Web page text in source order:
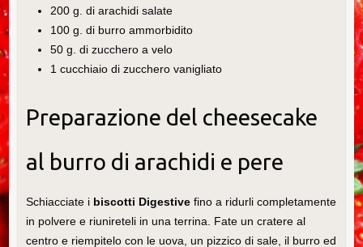
200 g. di arachidi salate
100 g. di burro ammorbidito
50 g. di zucchero a velo
1 cucchiaio di zucchero vanigliato
Preparazione del cheesecake
al burro di arachidi e pere
Schiacciate i biscotti Digestivefino a ridurli completamente
in polvere e riunireteli in una terrina. Fate un cratere al
centro e riempitelo con le uova, un pizzico di sale, il burro ed